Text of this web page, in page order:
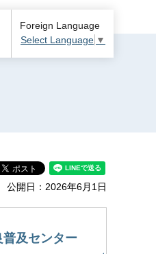
Foreign Language
Select Language ▼
公開日：2026年6月1日
及センター